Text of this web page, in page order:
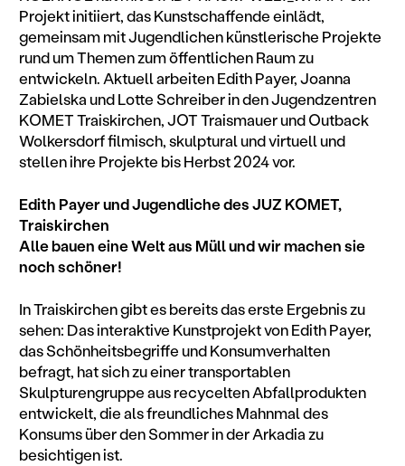
Projekt initiiert, das Kunstschaffende einlädt,
gemeinsam mit Jugendlichen künstlerische Projekte
rund um Themen zum öffentlichen Raum zu
entwickeln. Aktuell arbeiten Edith Payer, Joanna
Zabielska und Lotte Schreiber in den Jugendzentren
KOMET Traiskirchen, JOT Traismauer und Outback
Wolkersdorf filmisch, skulptural und virtuell und
stellen ihre Projekte bis Herbst 2024 vor.
Edith Payer und Jugendliche des JUZ KOMET,
Traiskirchen
Alle bauen eine Welt aus Müll und wir machen sie
noch schöner!
In Traiskirchen gibt es bereits das erste Ergebnis zu
sehen: Das interaktive Kunstprojekt von Edith Payer,
das Schönheitsbegriffe und Konsumverhalten
befragt, hat sich zu einer transportablen
Skulpturengruppe aus recycelten Abfallprodukten
entwickelt, die als freundliches Mahnmal des
Konsums über den Sommer in der Arkadia zu
besichtigen ist.